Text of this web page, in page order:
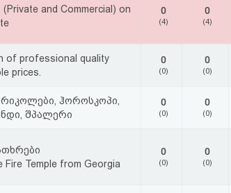
and Commercial) on
0
(4)
0
(4)
of professional quality
prices.
0
(0)
0
(0)
ჰოროსკოპი,
შპალერი
0
(0)
0
(0)
Fire Temple from Georgia
0
(0)
0
(0)